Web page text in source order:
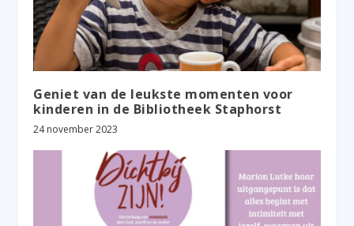
Geniet van de leukste momenten voor
kinderen in de Bibliotheek Staphorst
24 november 2023